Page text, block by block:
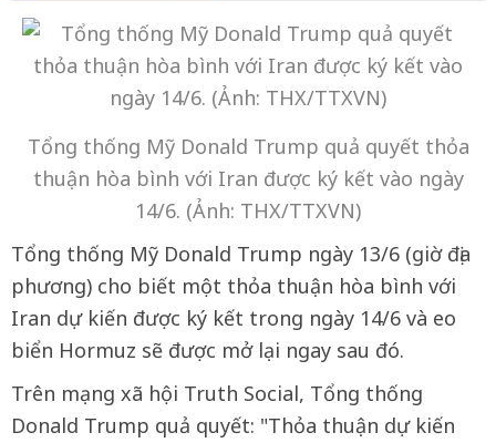
Tổng thống Mỹ Donald Trump quả quyết thỏa
thuận hòa bình với Iran được ký kết vào ngày
14/6. (Ảnh: THX/TTXVN)
Tổng thống Mỹ Donald Trump ngày 13/6 (giờ địa
phương) cho biết một thỏa thuận hòa bình với
Iran dự kiến được ký kết trong ngày 14/6 và eo
biển Hormuz sẽ được mở lại ngay sau đó.
Trên mạng xã hội Truth Social, Tổng thống
Donald Trump quả quyết: "Thỏa thuận dự kiến